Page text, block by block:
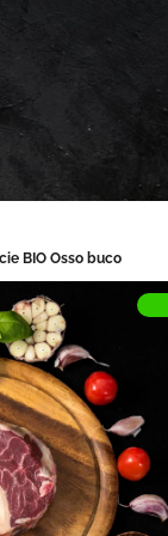
BIO Osso buco